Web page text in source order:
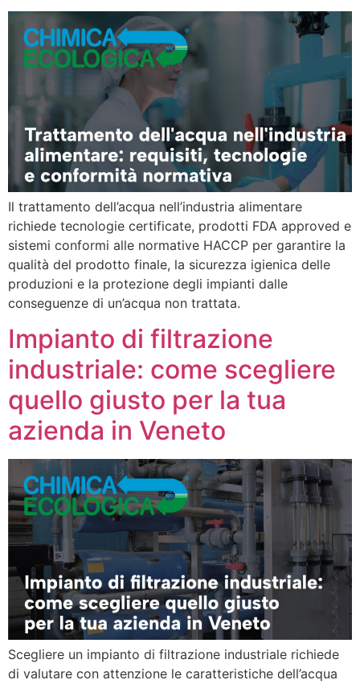
Il trattamento dell’acqua nell’industria alimentare
richiede tecnologie certificate, prodotti FDA approved e
sistemi conformi alle normative HACCP per garantire la
qualità del prodotto finale, la sicurezza igienica delle
produzioni e la protezione degli impianti dalle
conseguenze di un’acqua non trattata.
Impianto di filtrazione
industriale: come scegliere
quello giusto per la tua
azienda in Veneto
Scegliere un impianto di filtrazione industriale richiede
di valutare con attenzione le caratteristiche dell’acqua